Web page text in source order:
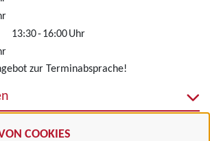
COOKIES
13:30-16:00Uhr
zur Terminabsprache!
Einrichtungen